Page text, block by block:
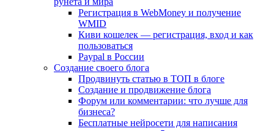
Регистрация в WebMoney и получение
WMID
Киви кошелек — регистрация, вход и как
пользоваться
Paypal в России
Создание своего блога
Продвинуть статью в ТОП в блоге
Создание и продвижение блога
Форум или комментарии: что лучше для
бизнеса?
Бесплатные нейросети для написания